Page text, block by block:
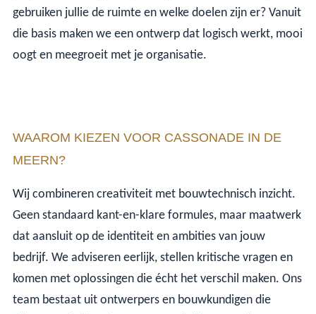
gebruiken jullie de ruimte en welke doelen zijn er? Vanuit
die basis maken we een ontwerp dat logisch werkt, mooi
oogt en meegroeit met je organisatie.
WAAROM KIEZEN VOOR CASSONADE IN DE
MEERN?
Wij combineren creativiteit met bouwtechnisch inzicht.
Geen standaard kant-en-klare formules, maar maatwerk
dat aansluit op de identiteit en ambities van jouw
bedrijf. We adviseren eerlijk, stellen kritische vragen en
komen met oplossingen die écht het verschil maken. Ons
team bestaat uit ontwerpers en bouwkundigen die